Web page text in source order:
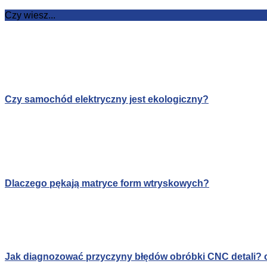
Czy wiesz...
Czy samochód elektryczny jest ekologiczny?
Dlaczego pękają matryce form wtryskowych?
Jak diagnozować przyczyny błędów obróbki CNC detali?